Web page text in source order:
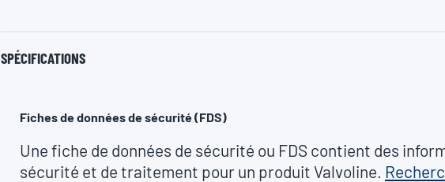
SPÉCIFICATIONS
Fiches de données de sécurité (FDS)
Une fiche de données de sécurité ou FDS contient des
sécurité et de traitement pour un produit Valvoline.